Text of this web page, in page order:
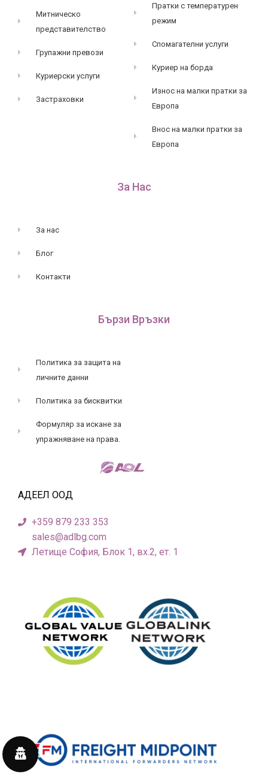
Митническо
представителство
Групажни превози
Куриерски услуги
Застраховки
Пратки с температурен
режим
Спомагателни услуги
Куриер на борда
Износ на малки пратки за
Европа
Внос на малки пратки за
Европа
За Нас
За нас
Блог
Контакти
Бързи Връзки
Политика за защита на
личните данни
Политика за бисквитки
Формуляр за искане за
упражняване на права.
АДЕЕЛ ООД
+359 879 233 353
sales@adlbg.com
Летище София, Блок 1, вх.2, ет. 1